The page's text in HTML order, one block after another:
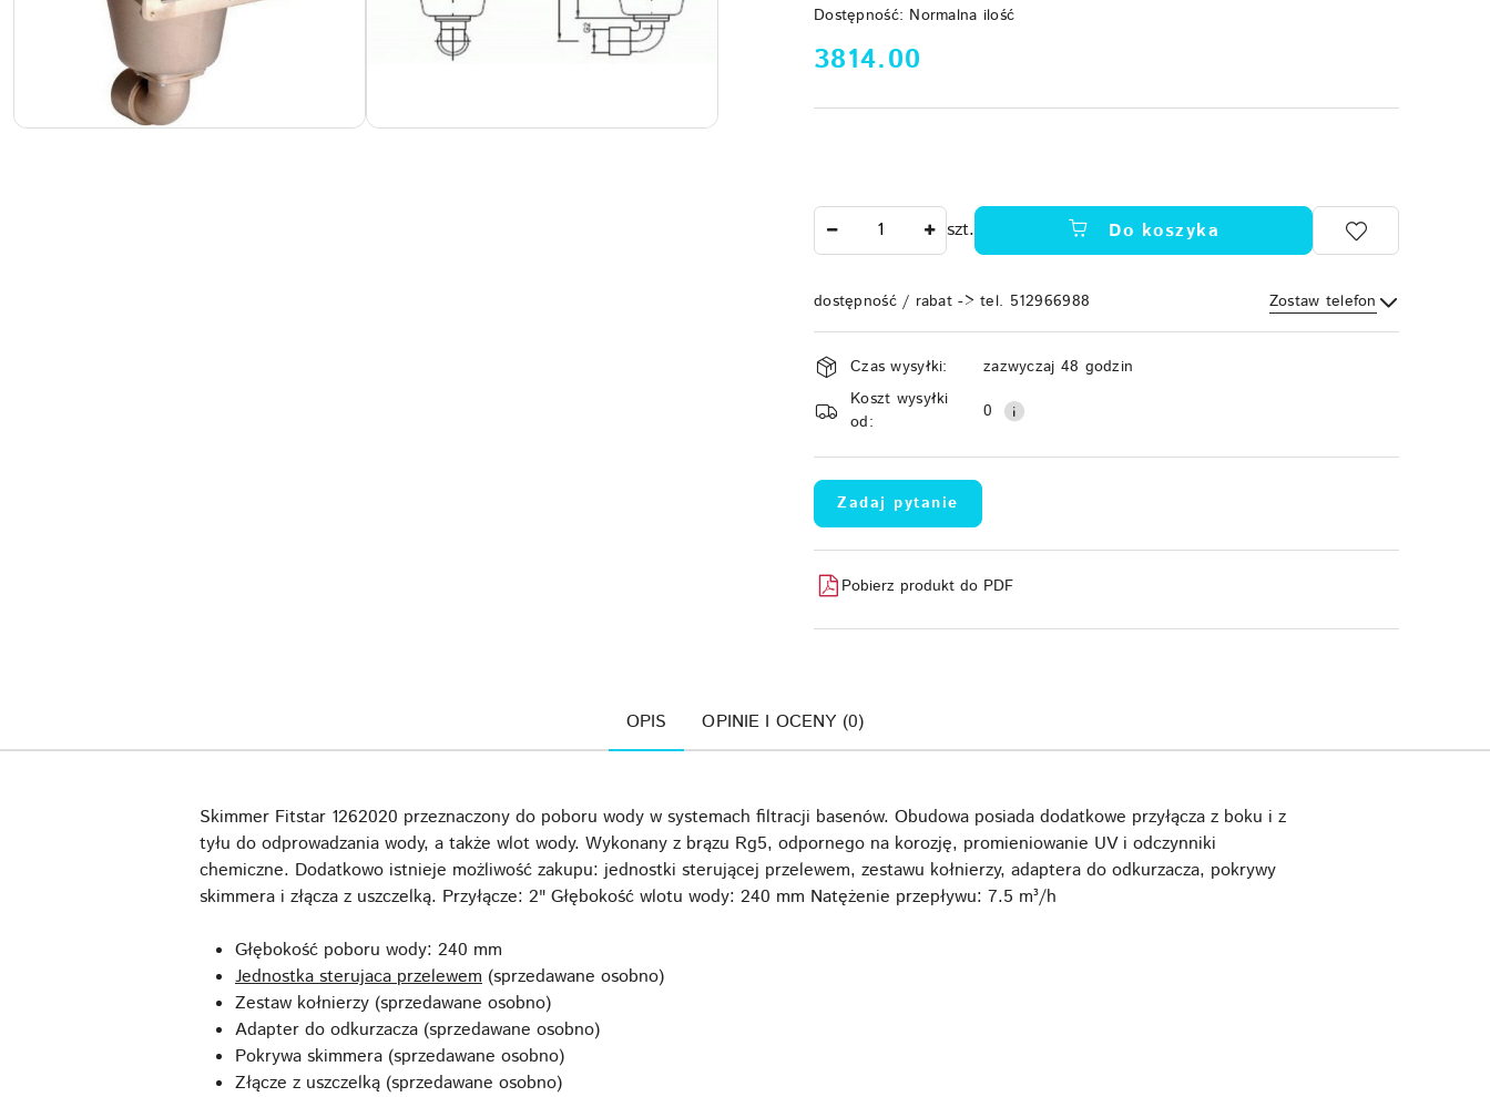
Dostępność: Normalna ilość
cena:
3814.00
szt. Do koszyka
dostępność / rabat -> tel. 512966988 Zostaw telefon
Wyślij
Dostępność
i
dostawa
Czas wysyłki:
zazwyczaj 48 godzin
Koszt wysyłki
od:
0
Zadaj pytanie
Pobierz produkt do PDF
OPIS OPINIE I OCENY (0)
Skimmer Fitstar 1262020 przeznaczony do poboru wody w systemach filtracji basenów. Obudowa posiada dodatkowe przyłącza z boku i z
tyłu do odprowadzania wody, a także wlot wody. Wykonany z brązu Rg5, odpornego na korozję, promieniowanie UV i odczynniki
chemiczne. Dodatkowo istnieje możliwość zakupu: jednostki sterującej przelewem, zestawu kołnierzy, adaptera do odkurzacza, pokrywy
skimmera i złącza z uszczelką. Przyłącze: 2" Głębokość wlotu wody: 240 mm Natężenie przepływu: 7.5 m³/h
Głębokość poboru wody: 240 mm
Jednostka sterujaca przelewem (sprzedawane osobno)
Zestaw kołnierzy (sprzedawane osobno)
Adapter do odkurzacza (sprzedawane osobno)
Pokrywa skimmera (sprzedawane osobno)
Złącze z uszczelką (sprzedawane osobno)